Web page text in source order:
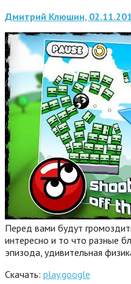
Дмитрий Клюшин,
Перед вами будут
интересно и то что разные
эпизода, удивительная
Скачать: play.google